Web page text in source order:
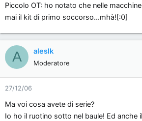
Piccolo OT: ho notato che nelle
mai il kit di primo soccorso...mhà![:0]
A aleslk
Moderatore
27/12/06
Ma voi cosa avete di serie?
Io ho il ruotino sotto nel baule! Ed anche